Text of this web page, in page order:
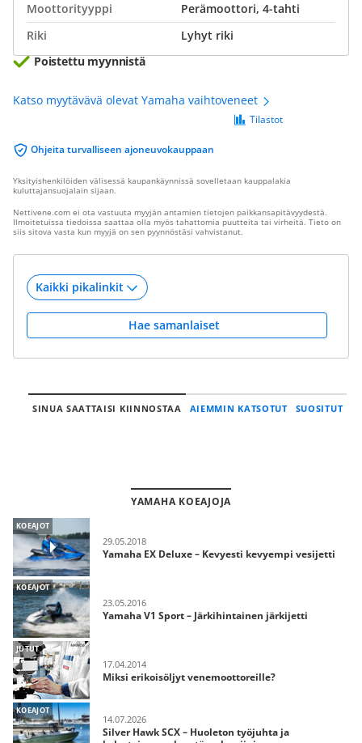
Moottorityyppi
Perämoottori, 4-tahti
Riki
Lyhyt riki
Poistettu myynnistä
Katso myytävävä olevat Yamaha vaihtoveneet
Ohjeita turvalliseen ajoneuvokauppaan
Tilastot
Yksityishenkilöiden välisessä kaupankäynnissä sovelletaan kauppalakia
kuluttajansuojalain sijaan.
Nettivene.com ei ota vastuuta myyjän antamien tietojen paikkansapitävyydestä.
Ilmoitetuissa tiedoissa saattaa olla myös tahattomia puutteita tai virheitä. Tieto on
siis sitova vasta kun myyjä on sen pyynnöstäsi vahvistanut.
Hae samanlaiset
SINUA SAATTAISI KIINNOSTAA AIEMMIN KATSOTUT SUOSITUT
YAMAHA KOEAJOJA
KOEAJOT
29.05.2018
Yamaha EX Deluxe – Kevyesti kevyempi vesijetti
KOEAJOT
23.05.2016
Yamaha V1 Sport – Järkihintainen järkijetti
JUTUT
17.04.2014
Miksi erikoisöljyt venemoottoreille?
KOEAJOT
14.07.2026
Silver Hawk SCX – Huoleton työjuhta ja